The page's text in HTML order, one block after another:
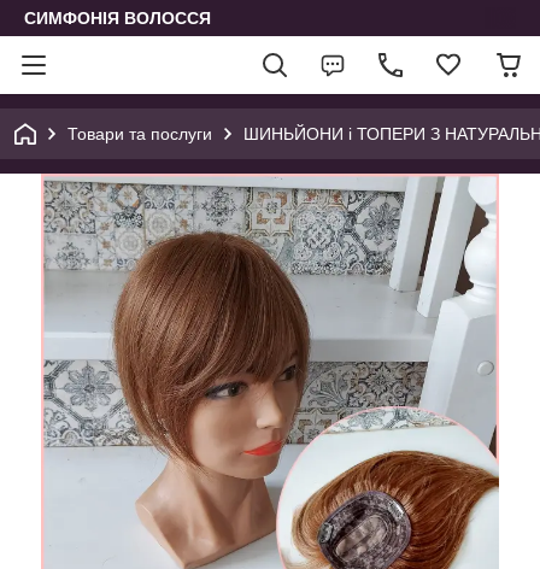
СИМФОНІЯ ВОЛОССЯ
Товари та послуги ШИНЬЙОНИ і ТОПЕРИ З